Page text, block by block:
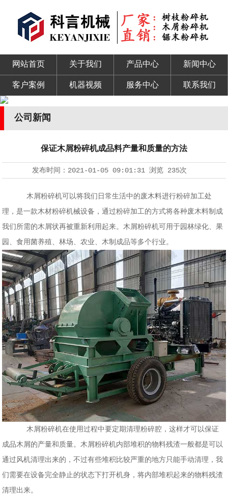
网站首页 关于我们 产品中心 新闻中心
客户案例 机器视频 服务中心 联系我们
公司新闻
保证木屑粉碎机成品料产量和质量的方法
发布时间： 2021-01-05 09:01:31 浏览 235次
木屑粉碎机可以将我们日常生活中的废木料进行粉碎加工处
理，是一款木材粉碎机械设备，通过粉碎加工的方式将各种废木料制成
我们所需的木屑状再被重新利用起来。木屑粉碎机可用于园林绿化、果
园、食用菌养殖、林场、农业、木制成品等多个行业。
木屑粉碎机在使用过程中要定期清理粉碎腔，这样才可以保证
成品木屑的产量和质量。木屑粉碎机内部堆积的物料残渣一般都是可以
通过风机清理出来的，不过有些堆积比较严重的地方只能手动清理，我
们需要在设备完全静止的状态下打开机身，将内部堆积起来的物料残渣
清理出来。